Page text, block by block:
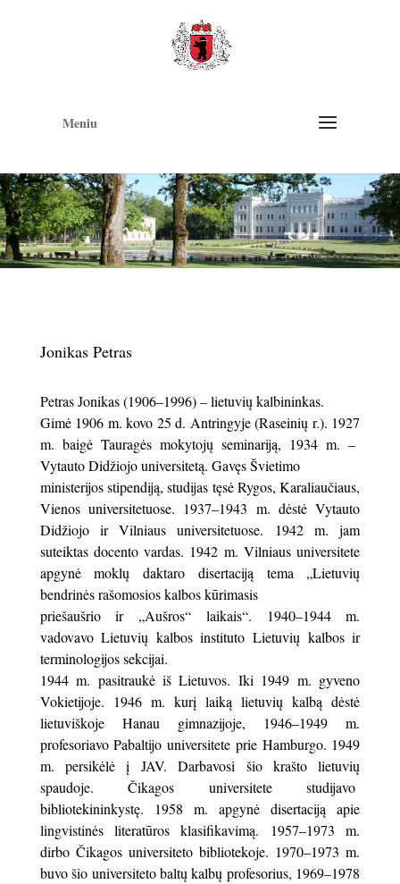
Meniu
Jonikas Petras
Petras Jonikas (1906–1996) – lietuvių kalbininkas.
Gimė 1906 m. kovo 25 d. Antringyje (Raseinių r.). 1927
m. baigė Tauragės mokytojų seminariją, 1934 m. –
Vytauto Didžiojo universitetą. Gavęs Švietimo
ministerijos stipendiją, studijas tęsė Rygos, Karaliaučiaus,
Vienos universitetuose. 1937–1943 m. dėstė Vytauto
Didžiojo ir Vilniaus universitetuose. 1942 m. jam
suteiktas docento vardas. 1942 m. Vilniaus universitete
apgynė moklų daktaro disertaciją tema „Lietuvių
bendrinės rašomosios kalbos kūrimasis
priešaušrio ir „Aušros“ laikais“. 1940–1944 m.
vadovavo Lietuvių kalbos instituto Lietuvių kalbos ir
terminologijos sekcijai.
1944 m. pasitraukė iš Lietuvos. Iki 1949 m. gyveno
Vokietijoje. 1946 m. kurį laiką lietuvių kalbą dėstė
lietuviškoje Hanau gimnazijoje, 1946–1949 m.
profesoriavo Pabaltijo universitete prie Hamburgo. 1949
m. persikėlė į JAV. Darbavosi šio krašto lietuvių
spaudoje. Čikagos universitete studijavo
bibliotekininkystę. 1958 m. apgynė disertaciją apie
lingvistinės literatūros klasifikavimą. 1957–1973 m.
dirbo Čikagos universiteto bibliotekoje. 1970–1973 m.
buvo šio universiteto baltų kalbų profesorius, 1969–1978